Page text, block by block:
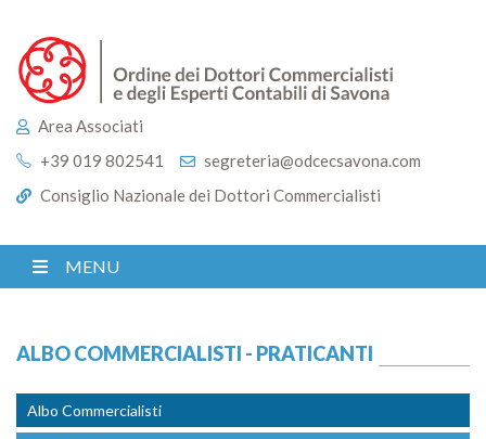
Area Associati
+39 019 802541
segreteria@odcecsavona.com
Consiglio Nazionale dei Dottori Commercialisti
MENU
ALBO COMMERCIALISTI - PRATICANTI
Albo Commercialisti